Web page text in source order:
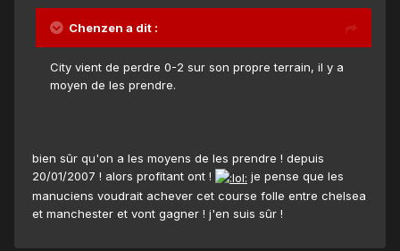
Chenzen a dit :
City vient de perdre 0-2 sur son propre terrain, il y a
moyen de les prendre.
bien sûr qu'on a les moyens de les prendre ! depuis
20/01/2007 ! alors profitant ont !
je pense que les
manuciens voudrait achever cet course folle entre chelsea
et manchester et vont gagner ! j'en suis sûr !